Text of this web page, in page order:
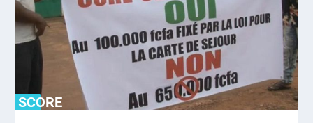
SCORE